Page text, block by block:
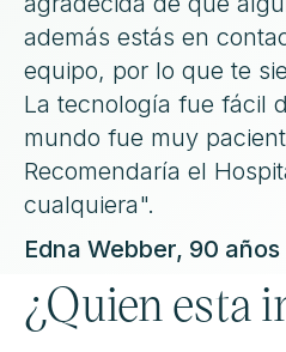
además estás en
equipo, por lo que te
La tecnología fue fácil
mundo fue muy
Recomendaría el
cualquiera".
Edna Webber, 90 años
¿Quien esta